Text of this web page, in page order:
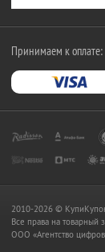
Принимаем к оплате:
2010-2026 ©
Все права на товарный
OOO «Агентство